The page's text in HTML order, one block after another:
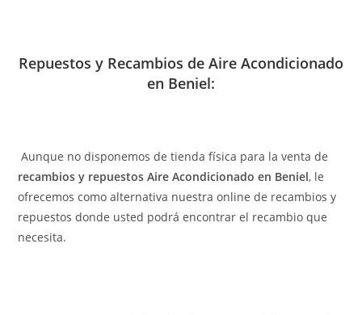
Repuestos y Recambios de Aire Acondicionado
en Beniel:
Aunque no disponemos de tienda física para la venta de
recambios y repuestos Aire Acondicionado en Beniel, le
ofrecemos como alternativa nuestra online de recambios y
repuestos donde usted podrá encontrar el recambio que
necesita.